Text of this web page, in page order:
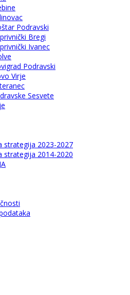
Podravski
Bregi
Ivanec
Podravski
Virje
Sesvete
strategija 2023-2027
strategija 2014-2020